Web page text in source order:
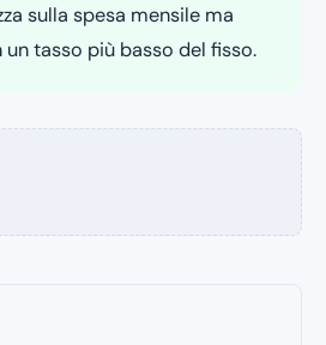
sulla spesa mensile ma
tasso più basso del fisso.